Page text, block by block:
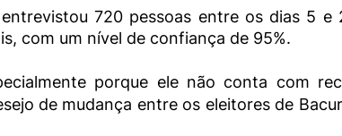
720 pessoas entre os dias 5 e
com um nível de confiança de 95%.
porque ele não conta com
de mudança entre os eleitores de